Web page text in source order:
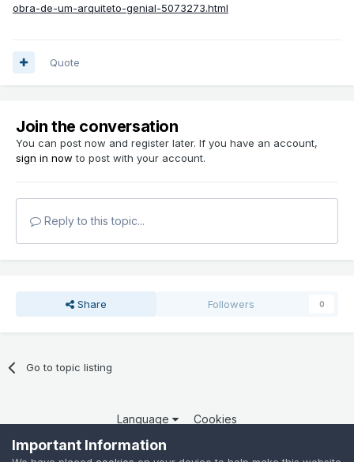
obra-de-um-arquiteto-genial-5073273.html
Quote
Join the conversation
You can post now and register later. If you have an account,
sign in now to post with your account.
Reply to this topic...
Share Followers 0
Go to topic listing
Language Cookies
Copyright 2025 por QCOM. Todos os direitos reservados.
Powered by Invision Community
Important Information